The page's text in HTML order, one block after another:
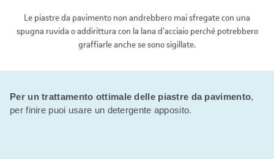
Le piastre da pavimento non andrebbero mai sfregate con una
spugna ruvida o addirittura con la lana d'acciaio perché potrebbero
graffiarle anche se sono sigillate.
Per un trattamento ottimale delle piastre da pavimento,
per finire puoi usare un detergente apposito.